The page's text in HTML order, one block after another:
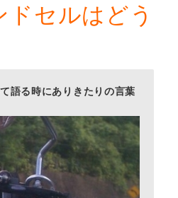
セルはどう
語る時にありきたりの言葉